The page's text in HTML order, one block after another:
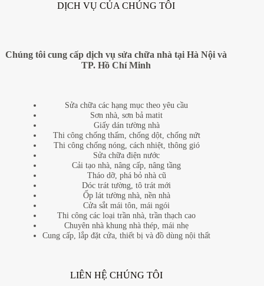
DỊCH VỤ CỦA CHÚNG TÔI
Chúng tôi cung cấp dịch vụ sửa chữa nhà tại Hà Nội và
TP. Hồ Chí Minh
Sửa chữa các hạng mục theo yêu cầu
Sơn nhà, sơn bả matit
Giấy dán tường nhà
Thi công chống thấm, chống dột, chống nứt
Thi công chống nóng, cách nhiệt, thông gió
Sửa chữa điện nước
Cải tạo nhà, nâng cấp, nâng tầng
Tháo dỡ, phá bỏ nhà cũ
Dóc trát tường, tô trát mới
Ốp lát tường nhà, nền nhà
Cửa sắt mái tôn, mái ngói
Thi công các loại trần nhà, trần thạch cao
Chuyên nhà khung nhà thép, mái nhẹ
Cung cấp, lắp đặt cửa, thiết bị và đồ dùng nội thất
LIÊN HỆ CHÚNG TÔI